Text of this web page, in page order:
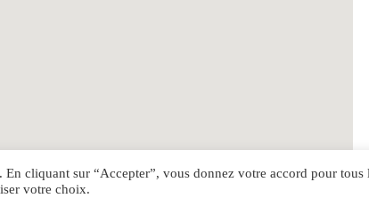
cliquant sur “Accepter”, vous donnez votre accord pour
votre choix.